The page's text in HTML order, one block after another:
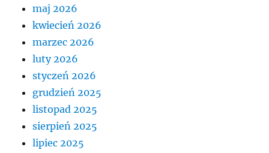
maj 2026
kwiecień 2026
marzec 2026
luty 2026
styczeń 2026
grudzień 2025
listopad 2025
sierpień 2025
lipiec 2025